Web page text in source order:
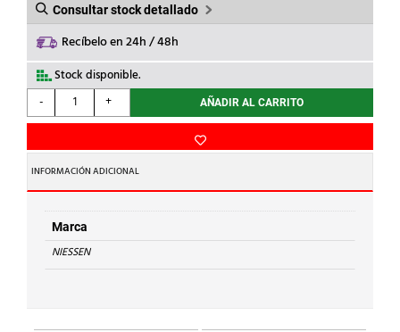
Consultar stock detallado
Recíbelo en 24h / 48h
Stock disponible.
-
NIESSEN
-
4
VENTANAS
ZENIT
S
ACERO
INOXIDABLE
cantidad
+ AÑADIR AL CARRITO
INFORMACIÓN ADICIONAL
Marca
NIESSEN